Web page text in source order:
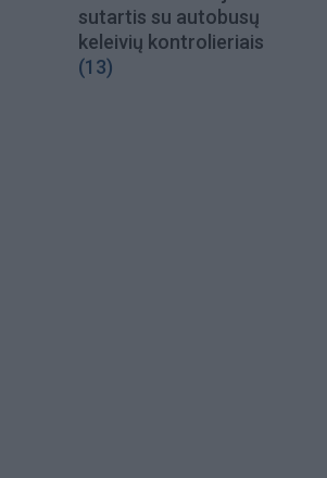
sutartis su autobusų
keleivių kontrolieriais
(13)